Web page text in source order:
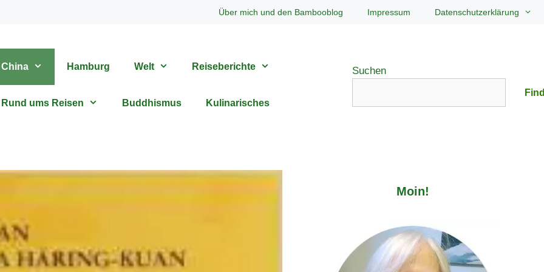
Über mich und den Bambooblog Impressum Datenschutzerklärung
China Hamburg Welt Reiseberichte
Rund ums Reisen Buddhismus Kulinarisches
Suchen
Moin!